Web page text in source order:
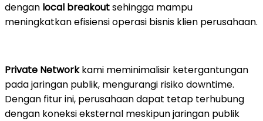
dengan local breakoutsehingga mampu
meningkatkan efisiensi operasi bisnis klien perusahaan.
Private Networkkami meminimalisir ketergantungan
pada jaringan publik, mengurangi risiko downtime.
Dengan fitur ini, perusahaan dapat tetap terhubung
dengan koneksi eksternal meskipun jaringan publik